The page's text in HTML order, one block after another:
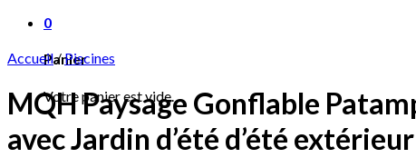
0
Panier
Votre panier est vide.
Accueil/Piscines
MQH Paysage Gonflable
avec Jardin d’été d’été